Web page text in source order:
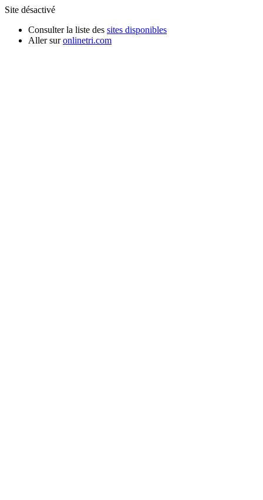
Site désactivé
Consulter la liste des sites disponibles
Aller suronlinetri.com